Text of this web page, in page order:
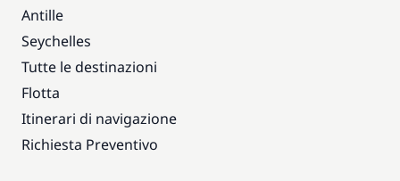
Antille
Seychelles
Tutte le destinazioni
Flotta
Itinerari di navigazione
Richiesta Preventivo